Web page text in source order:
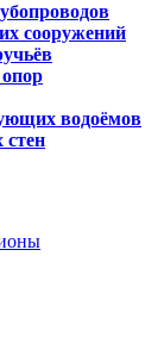
сооружений
водоёмов
стен